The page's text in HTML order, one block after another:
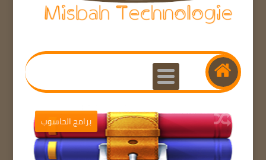
برامج الحاسوب